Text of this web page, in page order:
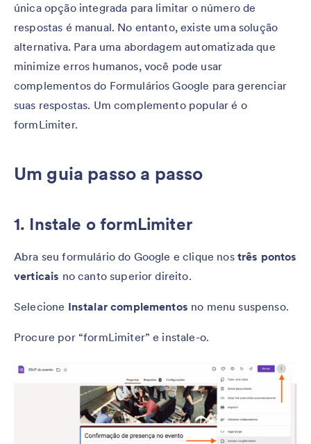
única opção integrada para limitar o número de
respostas é manual. No entanto, existe uma solução
alternativa. Para uma abordagem automatizada que
minimize erros humanos, você pode usar
complementos do Formulários Google para gerenciar
suas respostas. Um complemento popular é o
formLimiter.
Um guia passo a passo
1. Instale o formLimiter
Abra seu formulário do Google e clique nos três pontos
verticais no canto superior direito.
Selecione Instalar complementos no menu suspenso.
Procure por “formLimiter” e instale-o.